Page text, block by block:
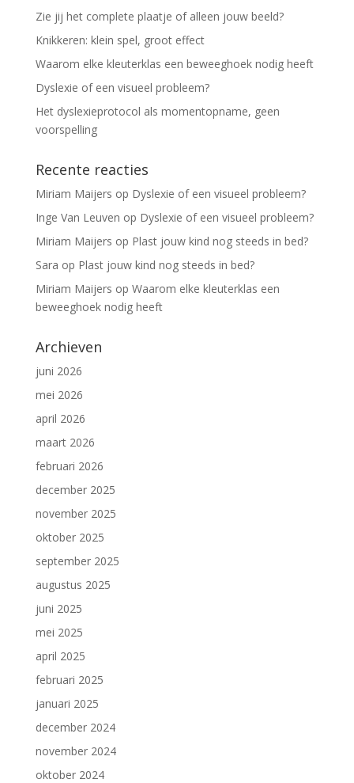
Zie jij het complete plaatje of alleen jouw beeld?
Knikkeren: klein spel, groot effect
Waarom elke kleuterklas een beweeghoek nodig heeft
Dyslexie of een visueel probleem?
Het dyslexieprotocol als momentopname, geen
voorspelling
Recente reacties
Miriam Maijers op Dyslexie of een visueel probleem?
Inge Van Leuven op Dyslexie of een visueel probleem?
Miriam Maijers op Plast jouw kind nog steeds in bed?
Sara op Plast jouw kind nog steeds in bed?
Miriam Maijers op Waarom elke kleuterklas een
beweeghoek nodig heeft
Archieven
juni 2026
mei 2026
april 2026
maart 2026
februari 2026
december 2025
november 2025
oktober 2025
september 2025
augustus 2025
juni 2025
mei 2025
april 2025
februari 2025
januari 2025
december 2024
november 2024
oktober 2024